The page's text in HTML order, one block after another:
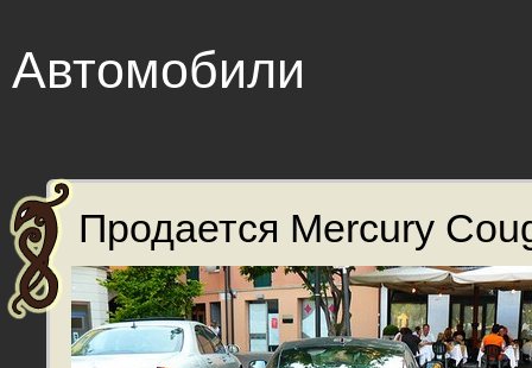
Автомобили
Продается Mercury